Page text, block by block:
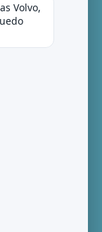
Volvo,